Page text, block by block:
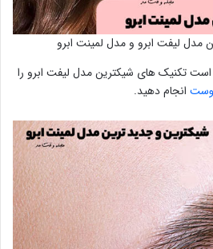
مدل لیفت ابرو و مدل لمینت ابرو
است تکنیک های شیکترین مدل لیفت ابرو را
انجام دهید.